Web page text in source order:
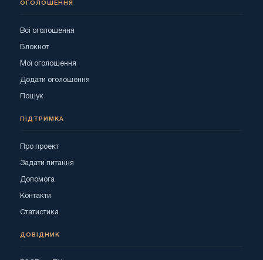
ОГОЛОШЕННЯ
Всі оголошення
Блокнот
Мої оголошення
Додати оголошення
Пошук
ПІДТРИМКА
Про проект
Задати питання
Допомога
Контакти
Статистика
ДОВІДНИК